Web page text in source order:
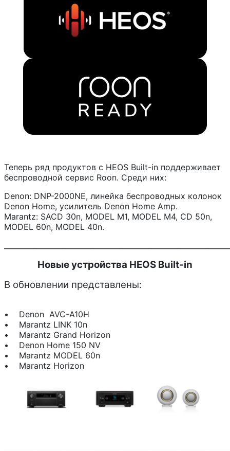
Теперь ряд продуктов с HEOS Built-in поддерживает
беспроводной сервис Roon. Среди них:
Denon: DNP-2000NE, линейка беспроводных колонок
Denon Home, усилитель Denon Home Amp.
Marantz: SACD 30n, MODEL M1, MODEL M4, CD 50n,
MODEL 60n, MODEL 40n.
Новые устройства HEOS Built-in
В обновлении представлены:
• Denon AVC-A10H
• Marantz LINK 10n
• Marantz Grand Horizon
• Denon Home 150 NV
• Marantz MODEL 60n
• Marantz Horizon